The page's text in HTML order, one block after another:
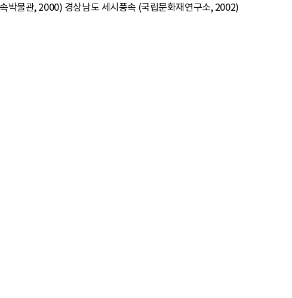
박물관, 2000) 경상남도 세시풍속 (국립문화재연구소, 2002)